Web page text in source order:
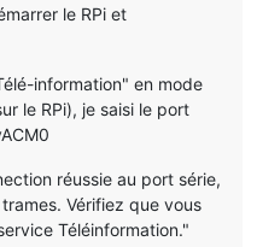
le RPi et
information" en mode
le RPi), je saisi le port
réussie au port série,
Vérifiez que vous
Téléinformation."